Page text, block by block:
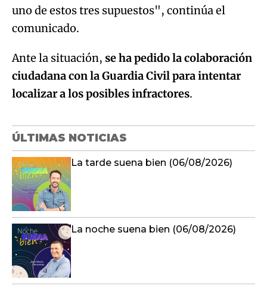
uno de estos tres supuestos", continúa el
comunicado.
Ante la situación, se ha pedido la colaboración
ciudadana con la Guardia Civil para intentar
localizar a los posibles infractores.
ÚLTIMAS NOTICIAS
La tarde suena bien (06/08/2026)
La noche suena bien (06/08/2026)